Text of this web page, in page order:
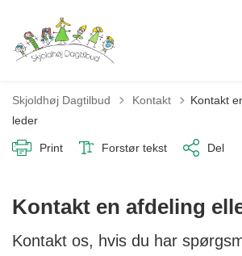
Skjoldhøj Dagtilbud Tilbage til
Kontakt
Kontakt
leder
Print Forstør tekst Del
Kontakt en afdeling
Kontakt os, hvis du har